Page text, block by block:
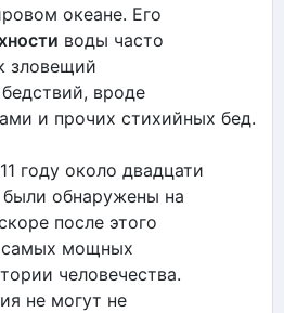
океане. Его
воды часто
зловещий
вроде
и прочих стихийных бед.
году около двадцати
обнаружены на
после этого
самых мощных
человечества.
не могут не